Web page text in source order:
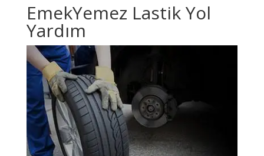
EmekYemez Lastik Yol
Yardım